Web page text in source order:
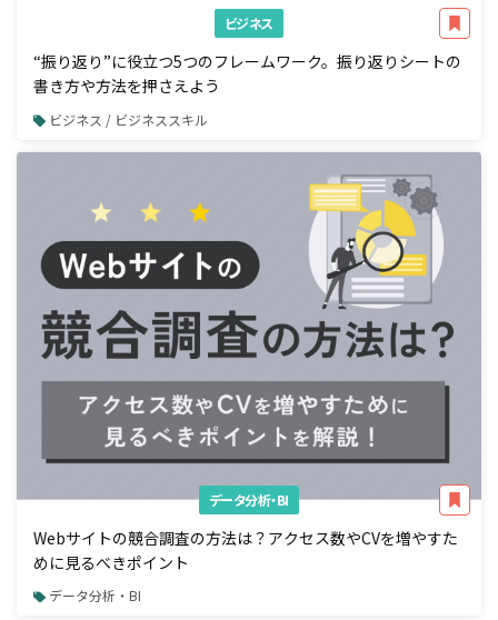
ビジネス
“振り返り”に役立つ5つのフレームワーク。振り返りシートの
書き方や方法を押さえよう
ビジネス / ビジネススキル
データ分析・BI
Webサイトの競合調査の方法は？アクセス数やCVを増やすた
めに見るべきポイント
データ分析・BI